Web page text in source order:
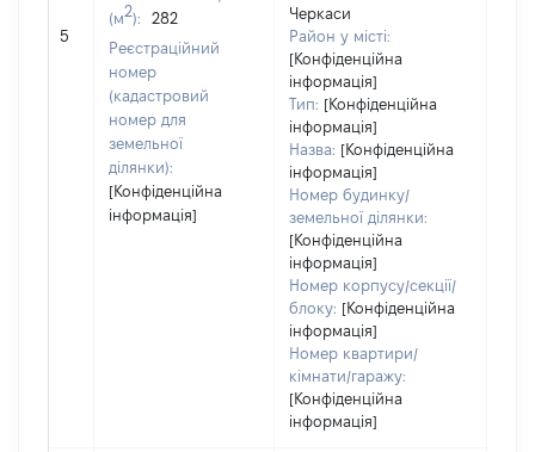
5
(м2):
282
Реєстраційний
номер
(кадастровий
номер для
земельної
ділянки):
[Конфіденційна
інформація]
Черкаси
Район у місті:
[Конфіденційна
інформація]
Тип: [Конфіденційна
інформація]
Назва: [Конфіденційна
інформація]
Номер будинку/
земельної ділянки:
[Конфіденційна
інформація]
Номер корпусу/секції/
блоку: [Конфіденційна
інформація]
Номер квартири/
кімнати/гаражу:
[Конфіденційна
інформація]